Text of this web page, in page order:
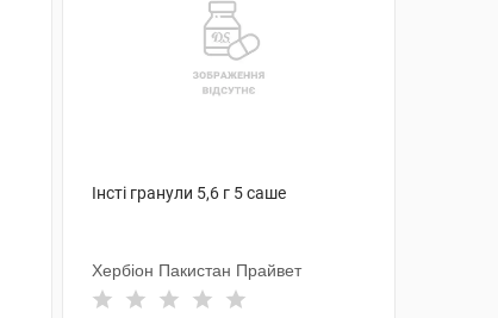
Інсті гранули 5,6 г 5 саше
Хербіон Пакистан Прайвет